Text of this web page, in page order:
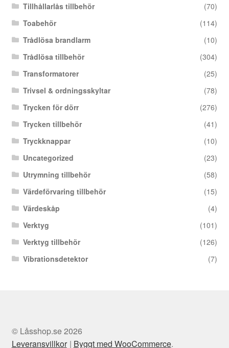
Tillhållarlås tillbehör
(70)
Toabehör
(114)
Trådlösa brandlarm
(10)
Trådlösa tillbehör
(304)
Transformatorer
(25)
Trivsel & ordningsskyltar
(78)
Trycken för dörr
(276)
Trycken tillbehör
(41)
Tryckknappar
(10)
Uncategorized
(23)
Utrymning tillbehör
(58)
Värdeförvaring tillbehör
(15)
Värdeskåp
(4)
Verktyg
(101)
Verktyg tillbehör
(126)
Vibrationsdetektor
(7)
© Låsshop.se 2026
Leveransvillkor
Byggt med WooCommerce.